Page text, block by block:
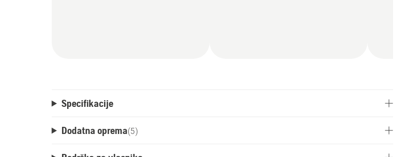
Specifikacije
Dodatna oprema(5)